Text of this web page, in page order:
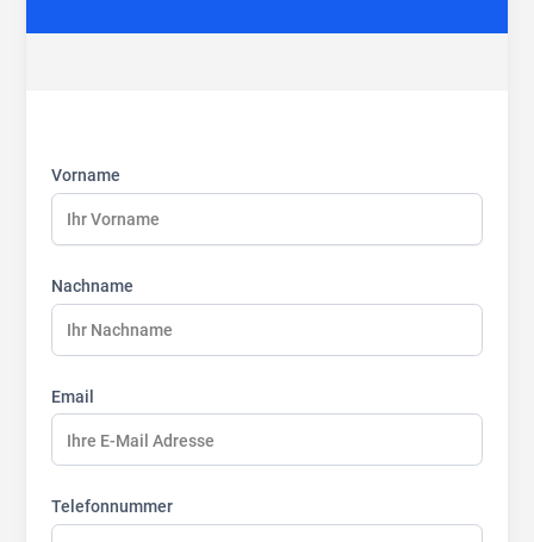
name:
name:
name:
Vorname
Nachname
Email
Telefonnummer